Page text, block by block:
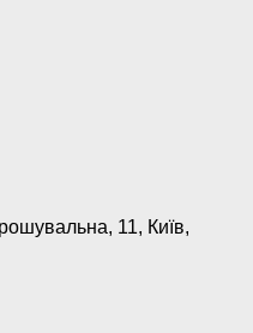
11, Київ,